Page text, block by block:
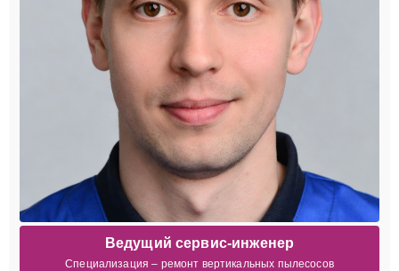
Ведущий сервис-инженер
Специализация – ремонт вертикальных пылесосов